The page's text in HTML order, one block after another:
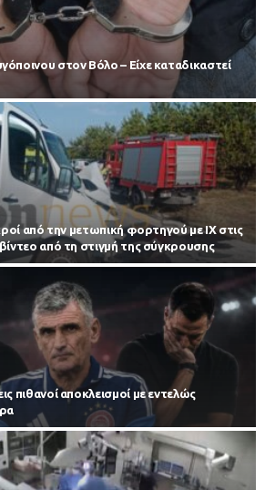
στον Βόλο – Είχε καταδικαστεί
από την μετωπική φορτηγού με ΙΧ στις
από τη στιγμή της σύγκρουσης
πιθανοί αποκλεισμοί με εντελώς